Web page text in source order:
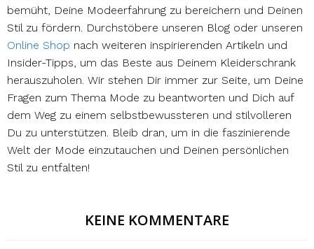
bemüht, Deine Modeerfahrung zu bereichern und Deinen
Stil zu fördern. Durchstöbere unseren Blog oder unseren
Online Shop nach weiteren inspirierenden Artikeln und
Insider-Tipps, um das Beste aus Deinem Kleiderschrank
herauszuholen. Wir stehen Dir immer zur Seite, um Deine
Fragen zum Thema Mode zu beantworten und Dich auf
dem Weg zu einem selbstbewussteren und stilvolleren
Du zu unterstützen. Bleib dran, um in die faszinierende
Welt der Mode einzutauchen und Deinen persönlichen
Stil zu entfalten!
KEINE KOMMENTARE